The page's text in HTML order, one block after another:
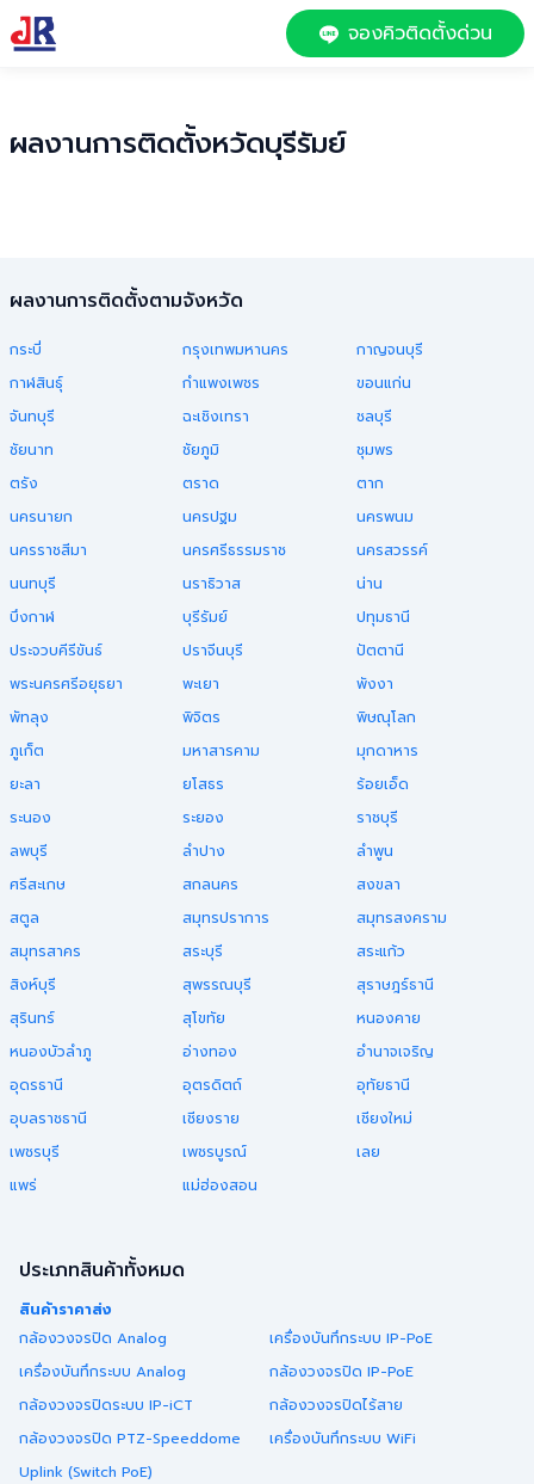
จองคิวติดตั้งด่วน
ผลงานการติดตั้งหวัดบุรีรัมย์
ผลงานการติดตั้งตามจังหวัด
กระบี่ กรุงเทพมหานคร
กาญจนบุรี
กาฬสินธุ์
กำแพงเพชร
ขอนแก่น
จันทบุรี
ฉะเชิงเทรา
ชลบุรี
ชัยนาท
ชัยภูมิ
ชุมพร
ตรัง
ตราด
ตาก
นครนายก
นครปฐม
นครพนม
นครราชสีมา
นครศรีธรรมราช
นครสวรรค์
นนทบุรี
นราธิวาส
น่าน
บึงกาฬ
บุรีรัมย์
ปทุมธานี
ประจวบคีรีขันธ์
ปราจีนบุรี
ปัตตานี
พระนครศรีอยุธยา
พะเยา
พังงา
พัทลุง
พิจิตร
พิษณุโลก
ภูเก็ต
มหาสารคาม
มุกดาหาร
ยะลา
ยโสธร
ร้อยเอ็ด
ระนอง
ระยอง
ราชบุรี
ลพบุรี
ลำปาง
ลำพูน
ศรีสะเกษ
สกลนคร
สงขลา
สตูล
สมุทรปราการ
สมุทรสงคราม
สมุทรสาคร
สระบุรี
สระแก้ว
สิงห์บุรี
สุพรรณบุรี
สุราษฎร์ธานี
สุรินทร์
สุโขทัย
หนองคาย
หนองบัวลำภู
อ่างทอง
อำนาจเจริญ
อุดรธานี
อุตรดิตถ์
อุทัยธานี
อุบลราชธานี
เชียงราย
เชียงใหม่
เพชรบุรี
เพชรบูรณ์
เลย
แพร่
แม่ฮ่องสอน
ประเภทสินค้าทั้งหมด
สินค้าราคาส่ง
กล้องวงจรปิด Analog
เครื่องบันทึกระบบ IP-PoE
เครื่องบันทึกระบบ Analog
กล้องวงจรปิด IP-PoE
กล้องวงจรปิดระบบ IP-iCT
กล้องวงจรปิดไร้สาย
กล้องวงจรปิด PTZ-Speeddome
เครื่องบันทึกระบบ WiFi
Uplink (Switch PoE)